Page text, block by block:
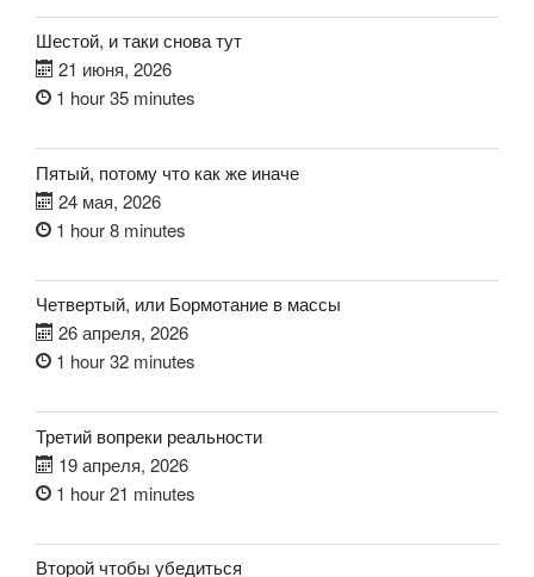
Шестой, и таки снова тут
21 июня, 2026
1 hour 35 minutes
Пятый, потому что как же иначе
24 мая, 2026
1 hour 8 minutes
Четвертый, или Бормотание в массы
26 апреля, 2026
1 hour 32 minutes
Третий вопреки реальности
19 апреля, 2026
1 hour 21 minutes
Второй чтобы убедиться